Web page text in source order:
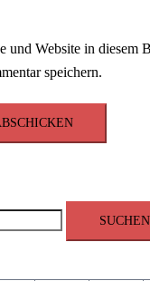
und Website in diesem
speichern.